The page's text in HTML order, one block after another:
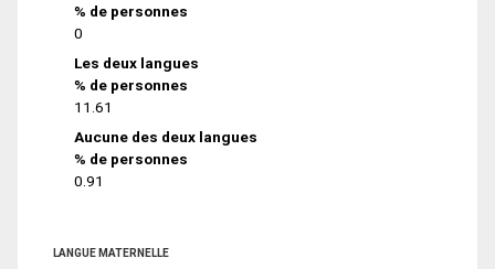
% de personnes
0
Les deux langues
% de personnes
11.61
Aucune des deux langues
% de personnes
0.91
LANGUE MATERNELLE